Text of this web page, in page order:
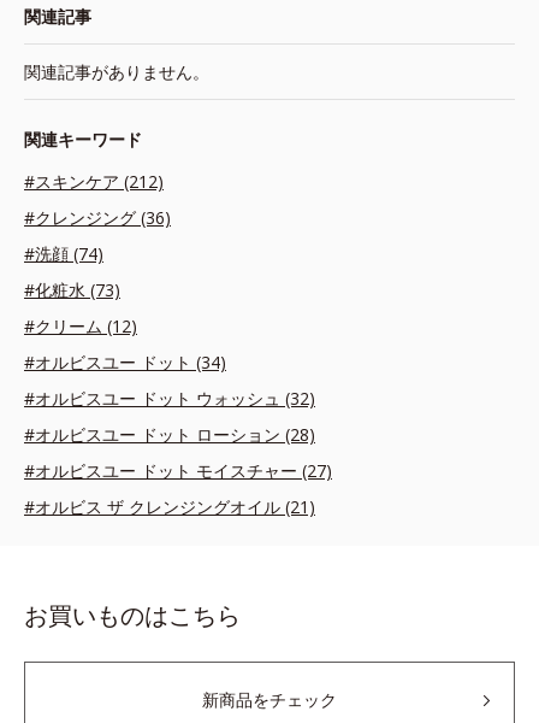
関連記事
関連記事がありません。
関連キーワード
#スキンケア (212)
#クレンジング (36)
#洗顔 (74)
#化粧水 (73)
#クリーム (12)
#オルビスユー ドット (34)
#オルビスユー ドット ウォッシュ (32)
#オルビスユー ドット ローション (28)
#オルビスユー ドット モイスチャー (27)
#オルビス ザ クレンジングオイル (21)
お買いものはこちら
新商品をチェック